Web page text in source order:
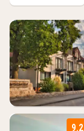
9.2